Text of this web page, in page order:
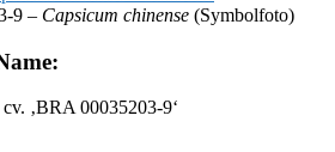
9 – Capsicum chinense (Symbolfoto)
cv. ‚BRA 00035203-9‘